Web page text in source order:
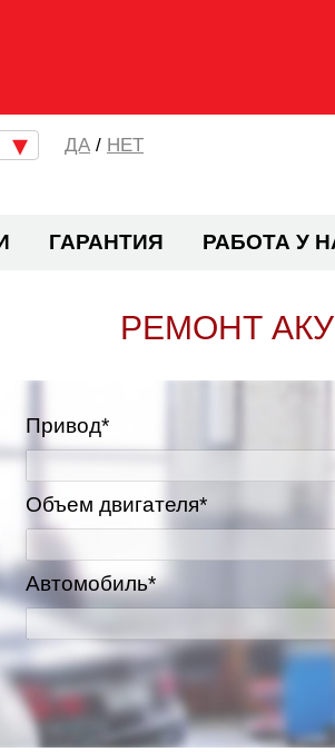
/ НЕТ
ГАРАНТИЯ РАБОТА У
РЕМОНТ
Привод*
Объем двигателя*
Автомобиль*